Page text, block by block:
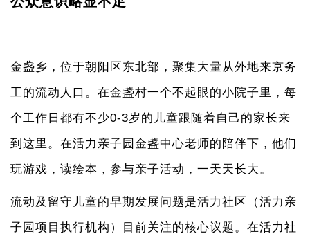
金盏乡，位于朝阳区东北部，聚集大量从外地来京务
工的流动人口。在金盏村一个不起眼的小院子里，每
个工作日都有不少0-3岁的儿童跟随着自己的家长来
到这里。在活力亲子园金盏中心老师的陪伴下，他们
玩游戏，读绘本，参与亲子活动，一天天长大。
流动及留守儿童的早期发展问题是活力社区（活力亲
子园项目执行机构）目前关注的核心议题。在活力社